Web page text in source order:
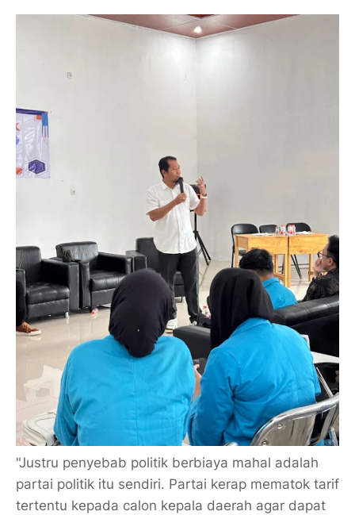
"Justru penyebab politik berbiaya mahal adalah
partai politik itu sendiri. Partai kerap mematok tarif
tertentu kepada calon kepala daerah agar dapat